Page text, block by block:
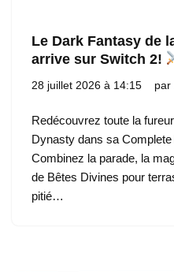
Le Dark Fantasy de
arrive sur Switch 2!
28 juillet 2026 à 14:15 par
Redécouvrez toute la
Dynasty dans sa
Combinez la parade, la
de Bêtes Divines pour
pitié…